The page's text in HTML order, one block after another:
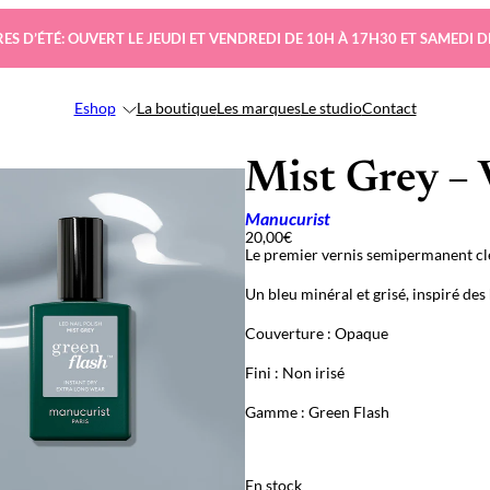
D’ÉTÉ: OUVERT LE JEUDI ET VENDREDI DE 10H À 17H30 ET SAMEDI
Eshop La boutiqueLes marquesLe studioContact
Mist Grey –
Manucurist
20,00€
Le premier vernis semipermanent
Un bleu minéral et grisé, inspiré
Couverture : Opaque
Fini : Non irisé
Gamme : Green Flash
En stock